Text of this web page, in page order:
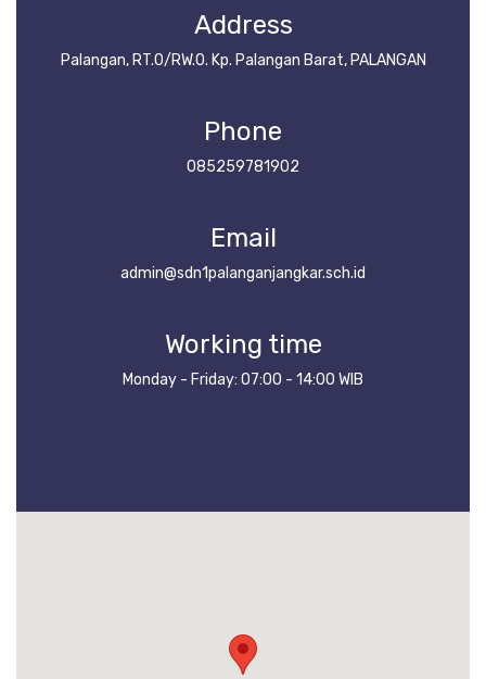
Address
Palangan, RT.0/RW.0. Kp. Palangan Barat, PALANGAN
Phone
085259781902
Email
admin@sdn1palanganjangkar.sch.id
Working time
Monday - Friday: 07:00 - 14:00 WIB